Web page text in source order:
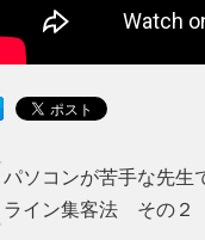
パソコンが苦手な先生
ライン集客法 その２